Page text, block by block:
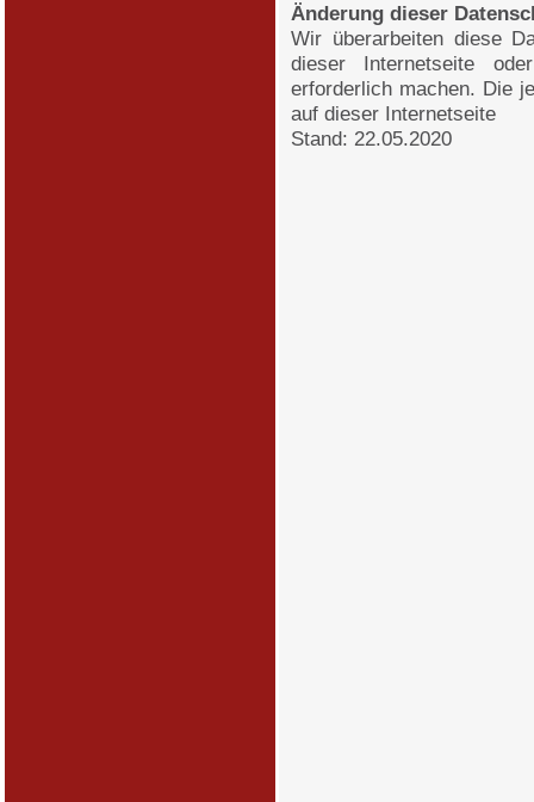
Änderung dieser
Wir überarbeiten diese
dieser Internetseite
erforderlich machen. Die
auf dieser Internetseite
Stand: 22.05.2020